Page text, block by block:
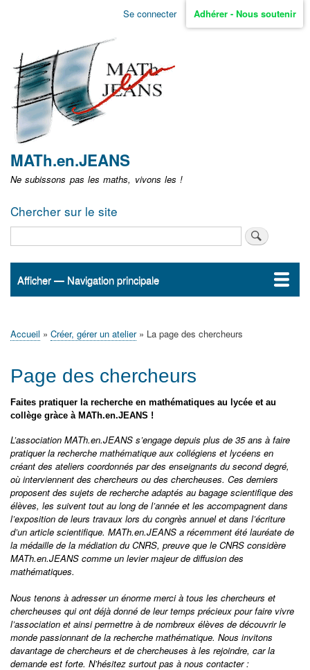
Aller
non
identifié
Se connecter Adhérer - Nous soutenir
MATh.en.JEANS
Ne subissons pas les maths, vivons les !
Chercher sur le site
Navigation
Afficher — Navigation principale
Accueil
Actualités
MATh.en.JEANS ?
Régions et Ateliers
Créer, gérer un atelier
Sujets/Publications
Congrès
d'Ariane
Accueil Créer, gérer un atelier La page des chercheurs
Page des chercheurs
Faites pratiquer la recherche en mathématiques au lycée et au
collège gràce à MATh.en.JEANS !
L’association MATh.en.JEANS s’engage depuis plus de 35 ans à faire
pratiquer la recherche mathématique aux collégiens et lycéens en
créant des ateliers coordonnés par des enseignants du second degré,
où interviennent des chercheurs ou des chercheuses. Ces derniers
proposent des sujets de recherche adaptés au bagage scientifique des
élèves, les suivent tout au long de l’année et les accompagnent dans
l’exposition de leurs travaux lors du congrès annuel et dans l’écriture
d’un article scientifique. MATh.en.JEANS a récemment été lauréate de
la médaille de la médiation du CNRS, preuve que le CNRS considère
MATh.en.JEANS comme un levier majeur de diffusion des
mathématiques.
Nous tenons à adresser un énorme merci à tous les chercheurs et
chercheuses qui ont déjà donné de leur temps précieux pour faire vivre
l’association et ainsi permettre à de nombreux élèves de découvrir le
monde passionnant de la recherche mathématique. Nous invitons
davantage de chercheurs et de chercheuses à les rejoindre, car la
demande est forte. N’hésitez surtout pas à nous contacter :